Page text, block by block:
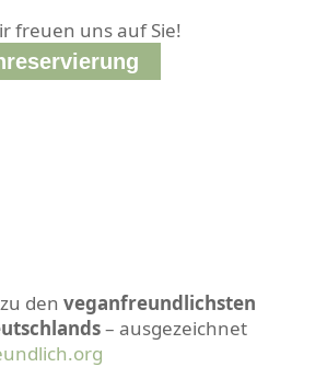
freuen uns auf Sie!
den veganfreundlichsten
– ausgezeichnet